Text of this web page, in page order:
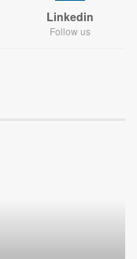
Linkedin
Follow us